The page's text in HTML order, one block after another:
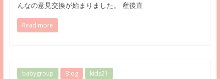
んなの意見交換が始まりました。 産後直
Read more
babygroup Blog kids21